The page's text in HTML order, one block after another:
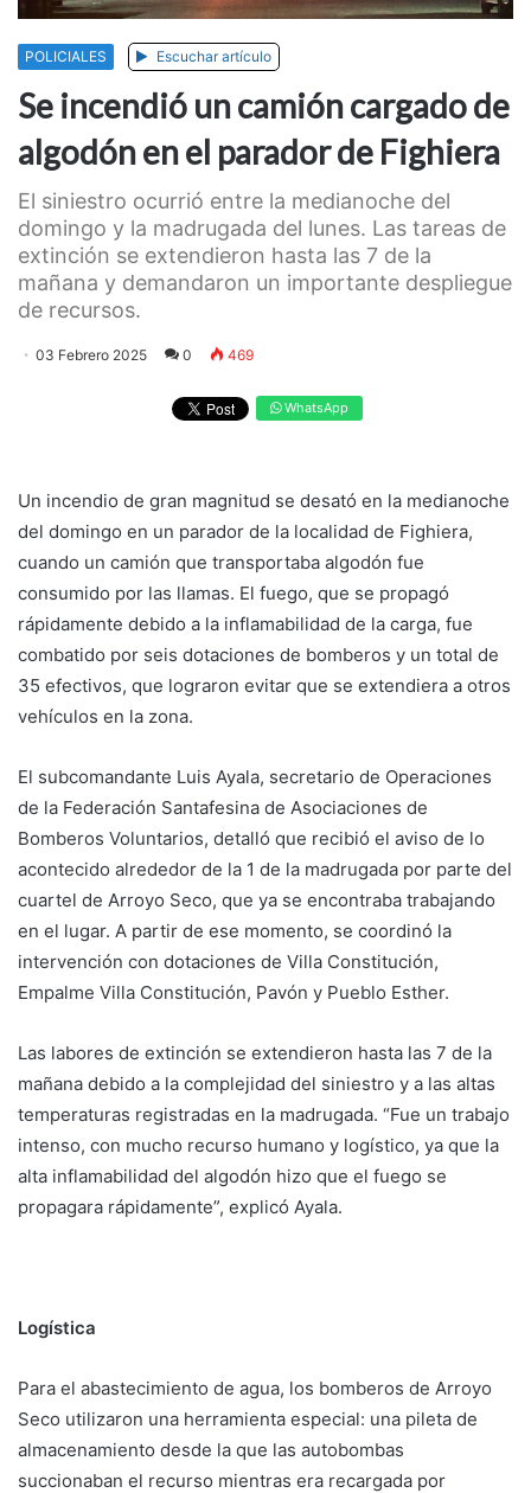
POLICIALES Escuchar artículo
Se incendió un camión cargado de
algodón en el parador de Fighiera
El siniestro ocurrió entre la medianoche del
domingo y la madrugada del lunes. Las tareas de
extinción se extendieron hasta las 7 de la
mañana y demandaron un importante despliegue
de recursos.
03 Febrero 2025 0 469
WhatsApp
Un incendio de gran magnitud se desató en la medianoche
del domingo en un parador de la localidad de Fighiera,
cuando un camión que transportaba algodón fue
consumido por las llamas. El fuego, que se propagó
rápidamente debido a la inflamabilidad de la carga, fue
combatido por seis dotaciones de bomberos y un total de
35 efectivos, que lograron evitar que se extendiera a otros
vehículos en la zona.
El subcomandante Luis Ayala, secretario de Operaciones
de la Federación Santafesina de Asociaciones de
Bomberos Voluntarios, detalló que recibió el aviso de lo
acontecido alrededor de la 1 de la madrugada por parte del
cuartel de Arroyo Seco, que ya se encontraba trabajando
en el lugar. A partir de ese momento, se coordinó la
intervención con dotaciones de Villa Constitución,
Empalme Villa Constitución, Pavón y Pueblo Esther.
Las labores de extinción se extendieron hasta las 7 de la
mañana debido a la complejidad del siniestro y a las altas
temperaturas registradas en la madrugada. “Fue un trabajo
intenso, con mucho recurso humano y logístico, ya que la
alta inflamabilidad del algodón hizo que el fuego se
propagara rápidamente”, explicó Ayala.
Logística
Para el abastecimiento de agua, los bomberos de Arroyo
Seco utilizaron una herramienta especial: una pileta de
almacenamiento desde la que las autobombas
succionaban el recurso mientras era recargada por